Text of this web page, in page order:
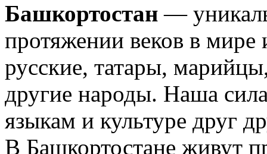
Башкортостан —
протяжении веков в
русские, татары,
другие народы. Наша
языкам и культуре друг
В Башкортостане живут